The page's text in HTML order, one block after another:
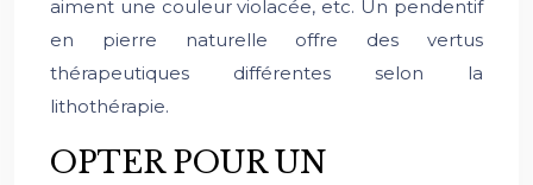
aiment une couleur violacée, etc. Un pendentif
en pierre naturelle offre des vertus
thérapeutiques différentes selon la
lithothérapie.
OPTER POUR UN